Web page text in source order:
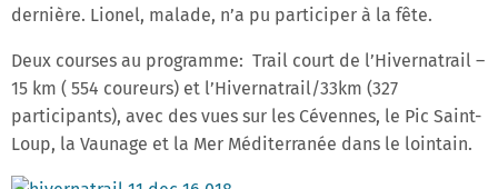
dernière. Lionel, malade, n’a pu participer à la fête.
Deux courses au programme: Trail court de l’Hivernatrail –
15 km ( 554 coureurs) et l’Hivernatrail/33km (327
participants), avec des vues sur les Cévennes, le Pic Saint-
Loup, la Vaunage et la Mer Méditerranée dans le lointain.